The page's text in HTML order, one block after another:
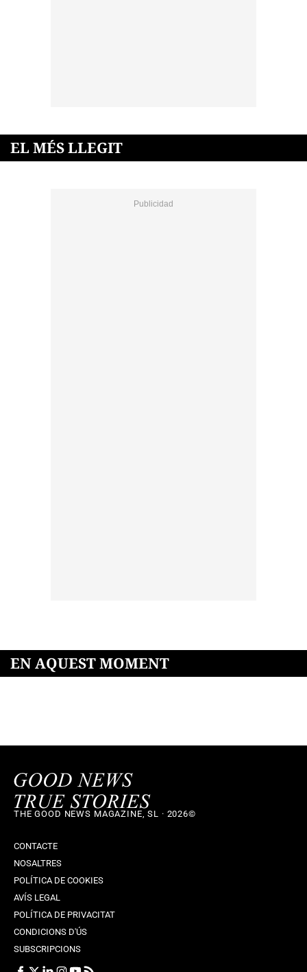
EL MÉS LLEGIT
EN AQUEST MOMENT
THE GOOD NEWS MAGAZINE, SL · 2026©
CONTACTE
NOSALTRES
POLÍTICA DE COOKIES
AVÍS LEGAL
POLÍTICA DE PRIVACITAT
CONDICIONS D'ÚS
SUBSCRIPCIONS